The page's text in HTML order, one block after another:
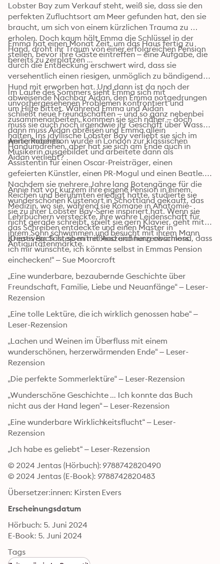
Lobster Bay zum Verkauf steht, weiß sie, dass sie den
perfekten Zufluchtsort am Meer gefunden hat, den sie
braucht, um sich von einem kürzlichen Trauma zu
erholen. Doch kaum hält Emma die Schlüssel in der
Hand, droht ihr Traum von einer erfolgreichen Pension
bereits zu zerplatzen ...
Emma hat einen Monat Zeit, um das Haus fertig zu
stellen, bevor ihre Gäste eintreffen – eine Aufgabe, die
durch die Entdeckung erschwert wird, dass sie
versehentlich einen riesigen, unmöglich zu bändigenden
Hund mit erworben hat. Und dann ist da noch der
abweisende Nachbar Aidan, den Emma notgedrungen
um Hilfe bittet. Während Emma und Aidan
zusammenarbeiten, kommen sie sich näher – doch
dann muss Aidan abreisen und Emma allein
weitermachen.
Im Laufe des Sommers sieht Emma sich mit
unvorhergesehenen Problemen konfrontiert und
schließt neue Freundschaften – und so ganz nebenbei
muss sie auch noch irgendwie ihr Geschäft über Wasser
halten. Ins idyllische Lobster Bay verliebt sie sich im
Handumdrehen, aber hat sie sich am Ende auch in
Aidan verliebt?
Annie Robertson wurde in London zur klassischen
Musikerin ausgebildet und arbeitete dann als
Assistentin für einen Oscar-Preisträger, einen
gefeierten Künstler, einen PR-Mogul und einen Beatle.
Nachdem sie mehrere Jahre lang Botengänge für die
Reichen und Berühmten erledigt hatte, studierte sie
Medizin, wo sie, während sie Romane in Anatomie-
Lehrbüchern versteckte, ihre wahre Leidenschaft für
das Schreiben entdeckte und einen Master in
Kreativem Schreiben mit Auszeichnung abschloss.
Annie hat vor kurzem ihre eigene Pension in einem
wunderschönen Küstenort in Schottland gekauft, das
sie zu ihrer Lobster Bay-Serie inspiriert hat. Wenn sie
nicht gerade schreibt, spielt sie gern Klavier, geht mit
ihrem Sohn schwimmen und besucht mit ihrem Mann
Antiquitätenmärkte.
„Dieses Buch ist so mitreißend und herzerwärmend, dass
ich mir wünschte, ich könnte selbst in Emmas Pension
einchecken!“ – Sue Moorcroft
„Eine wunderbare, bezaubernde Geschichte über
Freundschaft, Familie, Liebe und Neuanfänge“ – Leser-
Rezension
„Eine tolle Lektüre, die ich wirklich genossen habe“ –
Leser-Rezension
„Lachen und Weinen im Überfluss mit einem
wunderschönen, herzerwärmenden Ende“ – Leser-
Rezension
„Die perfekte Sommerlektüre“ – Leser-Rezension
„Wunderschöne Geschichte ... Ich konnte das Buch
nicht aus der Hand legen“ – Leser-Rezension
„Eine wunderbare Wirklichkeitsflucht“ – Leser-
Rezension
„Ich habe es geliebt“ – Leser-Rezension
© 2024 Jentas (Hörbuch): 9788742820490
© 2024 Jentas (E-Book): 9788742820483
Übersetzer:innen: Kirsten Evers
Erscheinungsdatum
Hörbuch: 5. Juni 2024
E-Book: 5. Juni 2024
Tags